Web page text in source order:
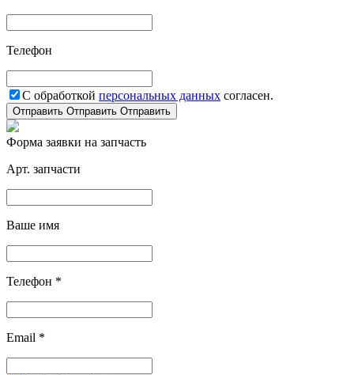
Телефон
С обработкой персональных данных согласен.
Отправить Отправить Отправить
Форма заявки на запчасть
Арт. запчасти
Ваше имя
Телефон *
Email *